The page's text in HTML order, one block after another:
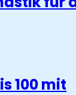
100 mit